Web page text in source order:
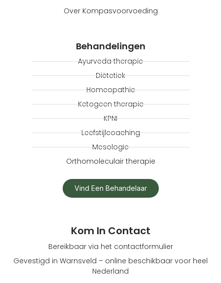
Over Kompasvoorvoeding
Behandelingen
Ayurveda therapie
Diëtetiek
Homeopathie
Ketogeen therapie
KPNI
Leefstijlcoaching
Mesologie
Orthomoleculair therapie
Vind Een Behandelaar
Kom In Contact
Bereikbaar via het contactformulier
Gevestigd in Warnsveld – online beschikbaar voor heel
Nederland